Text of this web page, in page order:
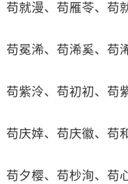
苟就漫、苟雁苓、苟
苟冕浠、苟浠奚、苟
苟紫泠、苟初初、苟
苟庆婞、苟庆徽、苟
苟夕樱、苟杪洵、苟